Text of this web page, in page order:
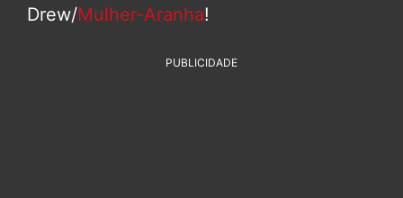
Drew/Mulher-Aranha!
PUBLICIDADE